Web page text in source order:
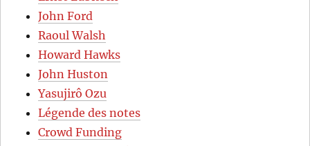
John Ford
Raoul Walsh
Howard Hawks
John Huston
Yasujirô Ozu
Légende des notes
Crowd Funding